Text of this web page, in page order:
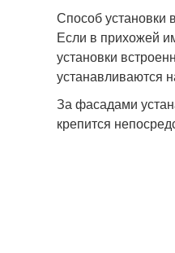
Способ установки
Если в прихожей
установки
устанавливаются
За фасадами
крепится